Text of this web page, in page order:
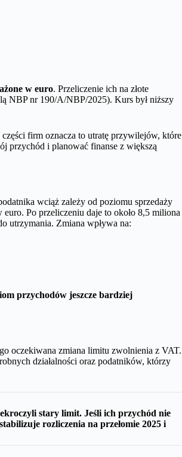
w euro. Przeliczenie ich na złote
NBP nr 190/A/NBP/2025). Kurs był niższy
firm oznacza to utratę przywilejów, które
przychód i planować finanse z większą
wciąż zależy od poziomu sprzedaży
Po przeliczeniu daje to około 8,5 miliona
utrzymania. Zmiana wpływa na:
przychodów jeszcze bardziej
oczekiwana zmiana limitu zwolnienia z VAT.
działalności oraz podatników, którzy
stary limit. Jeśli ich przychód nie
rozliczenia na przełomie 2025 i